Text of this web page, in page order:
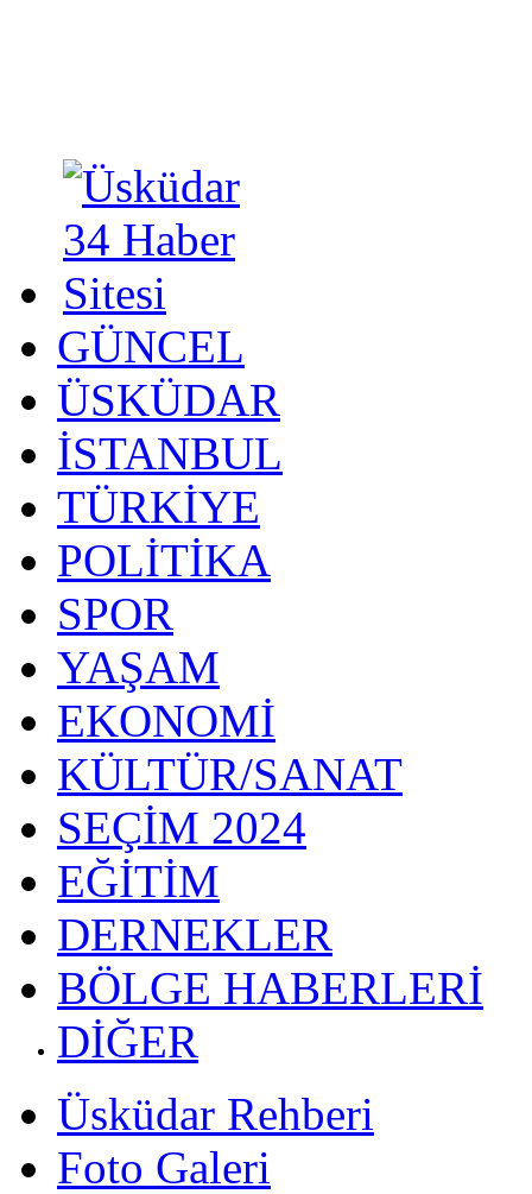
GÜNCEL
ÜSKÜDAR
İSTANBUL
TÜRKİYE
POLİTİKA
SPOR
YAŞAM
EKONOMİ
KÜLTÜR/SANAT
SEÇİM 2024
EĞİTİM
DERNEKLER
BÖLGE HABERLERİ
DİĞER
Üsküdar Rehberi
Foto Galeri